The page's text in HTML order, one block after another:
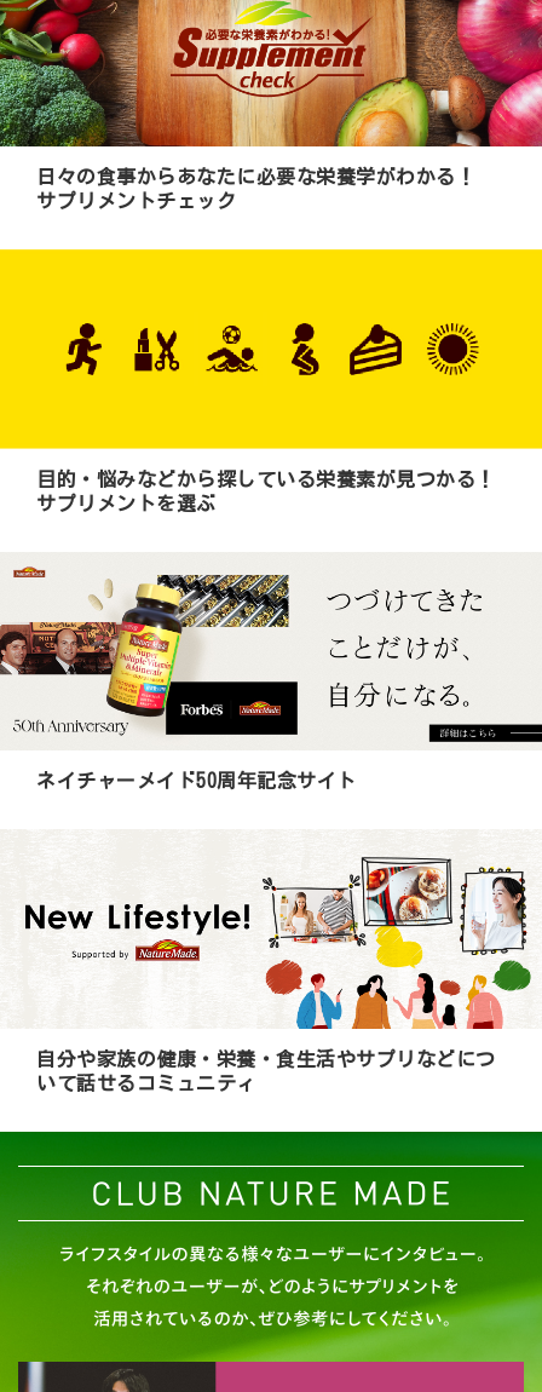
日々の食事からあなたに必要な栄養学がわかる！
サプリメントチェック
目的・悩みなどから探している栄養素が見つかる！
サプリメントを選ぶ
ネイチャーメイド50周年記念サイト
自分や家族の健康・栄養・食生活やサプリなどにつ
いて話せるコミュニティ